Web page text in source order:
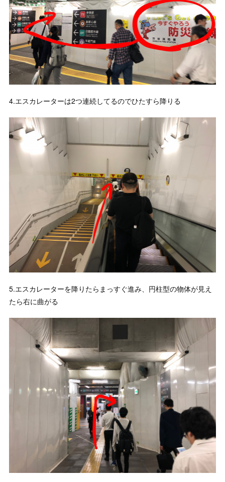
4.エスカレーターは2つ連続してるのでひたすら降りる
5.エスカレーターを降りたらまっすぐ進み、円柱型の物体が見え
たら右に曲がる